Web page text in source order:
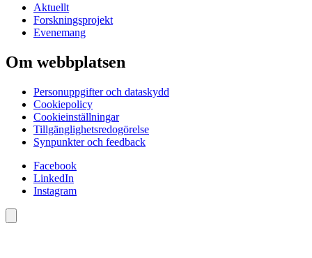
Aktuellt
Forskningsprojekt
Evenemang
Om webbplatsen
Personuppgifter och dataskydd
Cookiepolicy
Cookieinställningar
Tillgänglighetsredogörelse
Synpunkter och feedback
Facebook
LinkedIn
Instagram